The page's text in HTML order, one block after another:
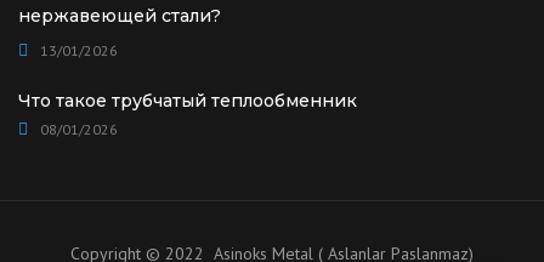
нержавеющей стали?
13/01/2026
Что такое трубчатый теплообменник
08/01/2026
Copyright © 2022 Asinoks Metal ( Aslanlar Paslanmaz)